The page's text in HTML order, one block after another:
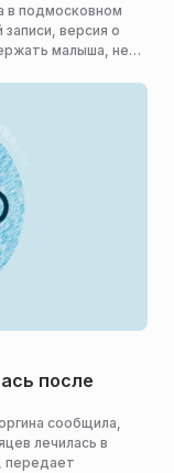
в подмосковном
версия о
малыша, не
после
сообщила,
лечилась в
передает